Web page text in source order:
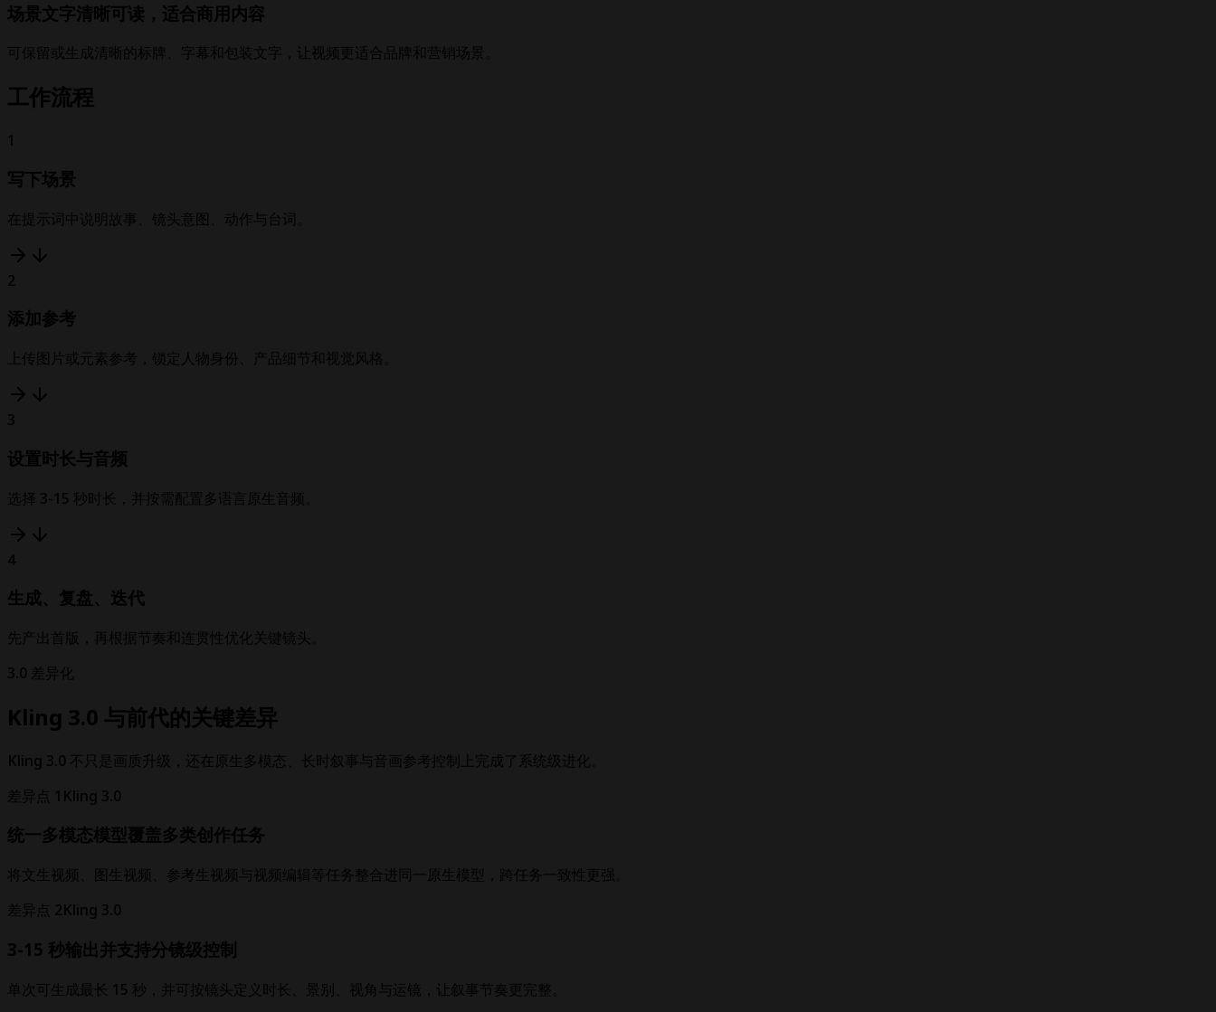
场景文字清晰可读，适合商用内容
可保留或生成清晰的标牌、字幕和包装文字，让视频更适合品牌和营销场景。
工作流程
1
写下场景
在提示词中说明故事、镜头意图、动作与台词。
2
添加参考
上传图片或元素参考，锁定人物身份、产品细节和视觉风格。
3
设置时长与音频
选择 3-15 秒时长，并按需配置多语言原生音频。
4
生成、复盘、迭代
先产出首版，再根据节奏和连贯性优化关键镜头。
3.0 差异化
Kling 3.0 与前代的关键差异
Kling 3.0 不只是画质升级，还在原生多模态、长时叙事与音画参考控制上完成了系统级进化。
差异点 1 Kling 3.0
统一多模态模型覆盖多类创作任务
将文生视频、图生视频、参考生视频与视频编辑等任务整合进同一原生模型，跨任务一致性更强。
差异点 2Kling 3.0
3-15 秒输出并支持分镜级控制
单次可生成最长 15 秒，并可按镜头定义时长、景别、视角与运镜，让叙事节奏更完整。